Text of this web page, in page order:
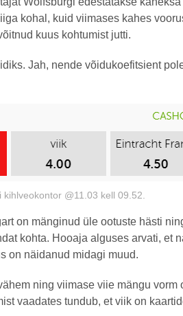
kohal, kuid viimases kahes
kuus kohtumist jutti.
Jah, nende võidukoefitsient
kihlveokontor @11.03 kell 09.52.
on mänginud üle ootuste hästi
kohta. Hooaja alguses arvati, et
on näidanud midagi muud.
ning viimase viie mängu vorm
vaadates tundub, et viik on